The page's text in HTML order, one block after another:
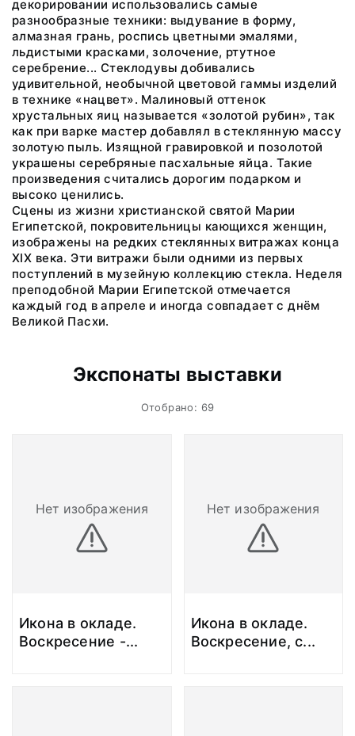
декорировании использовались самые
разнообразные техники: выдувание в форму,
алмазная грань, роспись цветными эмалями,
льдистыми красками, золочение, ртутное
серебрение... Стеклодувы добивались
удивительной, необычной цветовой гаммы изделий
в технике «нацвет». Малиновый оттенок
хрустальных яиц называется «золотой рубин», так
как при варке мастер добавлял в стеклянную массу
золотую пыль. Изящной гравировкой и позолотой
украшены серебряные пасхальные яйца. Такие
произведения считались дорогим подарком и
высоко ценились.
Сцены из жизни христианской святой Марии
Египетской, покровительницы кающихся женщин,
изображены на редких стеклянных витражах конца
XIX века. Эти витражи были одними из первых
поступлений в музейную коллекцию стекла. Неделя
преподобной Марии Египетской отмечается
каждый год в апреле и иногда совпадает с днём
Великой Пасхи.
Экспонаты выставки
Отобрано: 69
Нет изображения
Икона в окладе.
Воскресение -...
Нет изображения
Икона в окладе.
Воскресение, с...